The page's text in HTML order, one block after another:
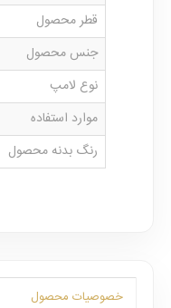
قطر محصول
جنس محصول
نوع لامپ
موارد استفاده
رنگ بدنه محصول
خصوصیات محصول